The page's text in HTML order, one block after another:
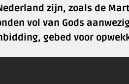
zijn, zoals de
vol van Gods
gebed voor